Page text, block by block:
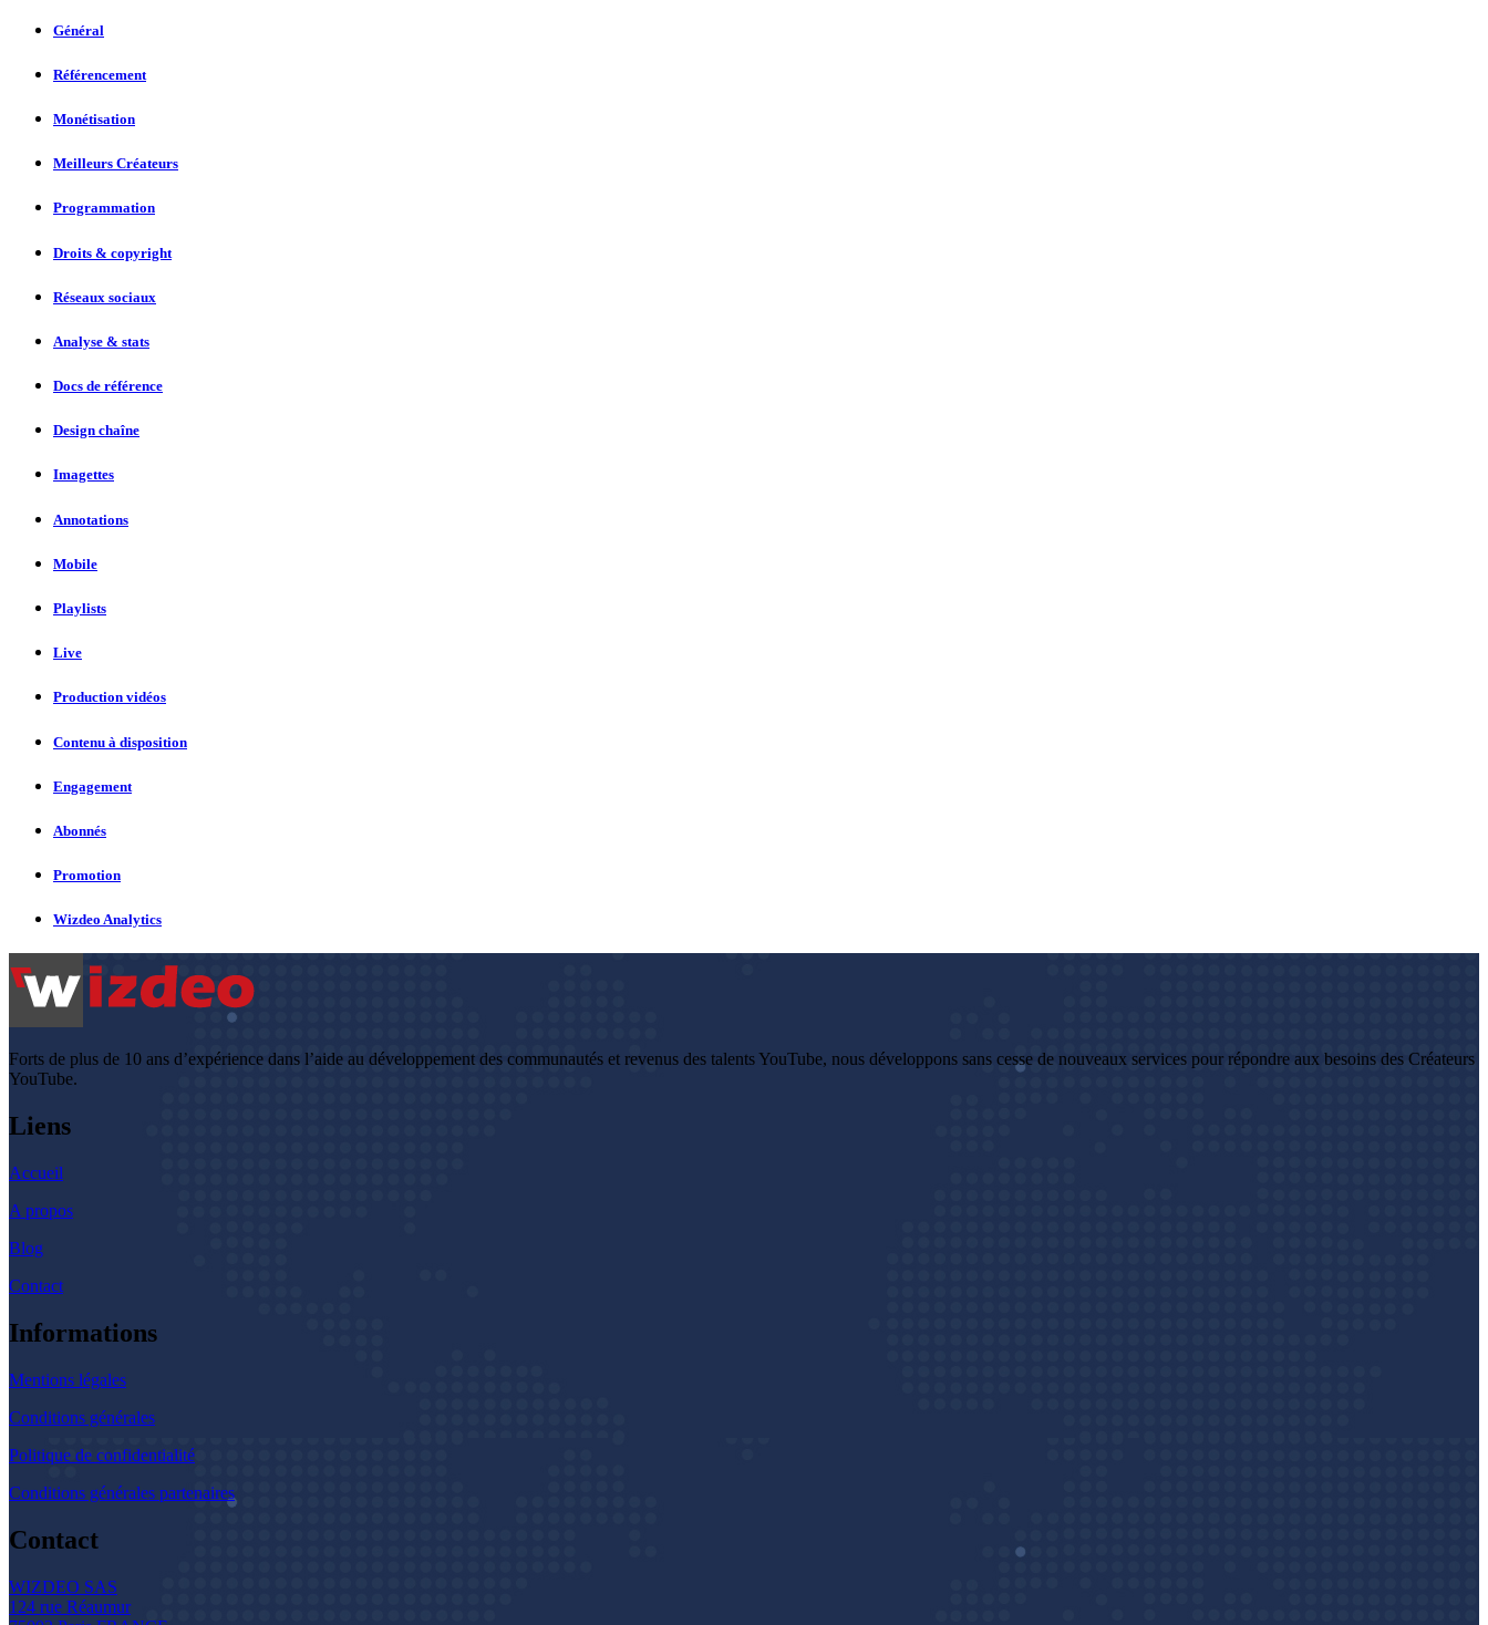
Général
Référencement
Monétisation
Meilleurs Créateurs
Programmation
Droits & copyright
Réseaux sociaux
Analyse & stats
Docs de référence
Design chaîne
Imagettes
Annotations
Mobile
Playlists
Live
Production vidéos
Contenu à disposition
Engagement
Abonnés
Promotion
Wizdeo Analytics
Forts de plus de 10 ans d’expérience dans l’aide au développement des communautés et revenus des talents YouTube, nous développons sans cesse de nouveaux services pour répondre aux besoins des Créateurs
YouTube.
Liens
Accueil
A propos
Blog
Contact
Informations
Mentions légales
Conditions générales
Politique de confidentialité
Conditions générales partenaires
Contact
WIZDEO SAS
124 rue Réaumur